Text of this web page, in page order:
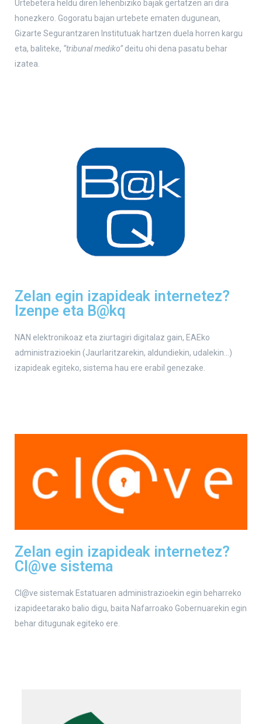
Urtebetera heldu diren lehenbiziko bajak gertatzen ari dira
honezkero. Gogoratu bajan urtebete ematen dugunean,
Gizarte Segurantzaren Institutuak hartzen duela horren kargu
eta, baliteke, “tribunal mediko”deitu ohi dena pasatu behar
izatea.
Zelan egin izapideak internetez?
Izenpe eta B@kq
NAN elektronikoaz eta ziurtagiri digitalaz gain, EAEko
administrazioekin (Jaurlaritzarekin, aldundiekin, udalekin…)
izapideak egiteko, sistema hau ere erabil genezake.
Zelan egin izapideak internetez?
Cl@ve sistema
Cl@ve sistemak Estatuaren administrazioekin egin beharreko
izapideetarako balio digu, baita Nafarroako Gobernuarekin egin
behar ditugunak egiteko ere.